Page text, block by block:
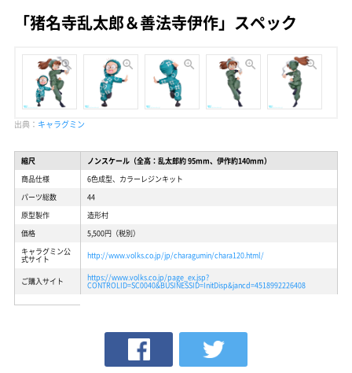
「猪名寺乱太郎＆善法寺伊作」スペック
出典： キャラグミン
縮尺
ノンスケール（全高：乱太郎約 95mm、伊作約140mm）
商品仕様
6色成型、カラーレジンキット
パーツ総数
44
原型製作
造形村
価格
5,500円（税別）
キャラグミン公
式サイト http://www.volks.co.jp/jp/charagumin/chara120.html/
ご購入サイト https://www.volks.co.jp/page_ex.jsp?
CONTROLID=SC0040&BUSINESSID=InitDisp&jancd=4518992226408